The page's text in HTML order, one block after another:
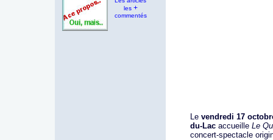
les +
commentés
Le vendredi 17
du-Lac accueille Le
concert-spectacle